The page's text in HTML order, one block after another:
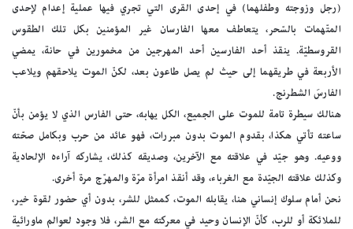
(رجل وزوجته وطفلهما) في إحدى القرى التي تجري فيها عملية إعدام لإحدى
المتّهمات بالسّحر، يتعاطف معها الفارسان غير المؤمنين بكل تلك الطقوس
القروسطيّة. ينقذ أحد الفارسين أحد المهرجين من مخمورين في حانة، يمضي
الأربعة في طريقهما إلى حيث لم يصل طاعون بعد، لكنّ الموت يلاحقهم ويلاعب
الفارسَ الشطرنج.
هنالك سيطرة تامة للموت على الجميع، الكل يهابه، حتى الفارس الذي لا يؤمن بأنّ
ساعته تأتي هكذا، بقدوم الموت بدون مبررات، فهو عائد من حرب وبكامل صحّته
ووعيه. وهو جيّد في علاقته مع الآخرين، وصديقه كذلك، يشاركه آراءه الإلحادية
وكذلك علاقته الجيّدة مع الغرباء، وقد أنقذ امرأة مرّة والمهرّج مرة أخرى.
نحن أمام سلوك إنساني هنا، يقابله الموت، كممثل للشر، بدون أي حضور لقوة خير،
للملائكة أو للرب، كأنّ الإنسان وحيد في معركته مع الشر، فلا وجود لعوالم ماورائية